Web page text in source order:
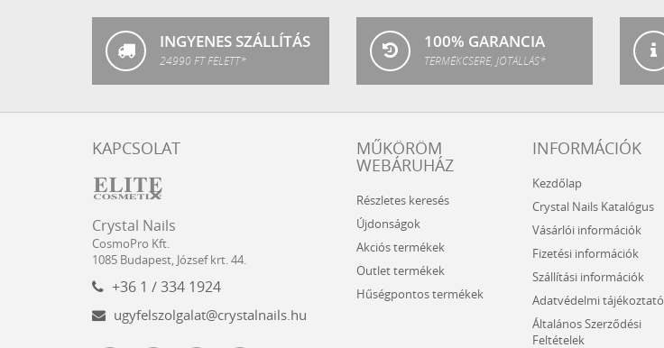
INGYENES SZÁLLÍTÁS
24990 FT FELETT*
100% GARANCIA
TERMÉKCSERE, JÓTÁLLÁS*
KAPCSOLAT
Nails
Kft.
Crystal Nails
CosmoPro Kft.
1085 Budapest, József krt. 44.
+36 1 / 334 1924
ugyfelszolgalat@crystalnails.hu
MŰKÖRÖM
WEBÁRUHÁZ
Részletes keresés
Újdonságok
Akciós termékek
Outlet termékek
Hűségpontos termékek
INFORMÁCIÓK
Kezdőlap
Crystal Nails Katalógus
Vásárlói információk
Fizetési információk
Szállítási információk
Adatvédelmi tájékoztató
Általános Szerződési
Feltételek